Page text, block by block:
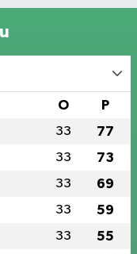
O P
33 77
33 73
33 69
33 59
33 55